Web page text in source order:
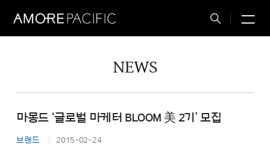
Total
NEWS
마몽드 ‘글로벌 마케터 BLOOM 美 2기’ 모집
브랜드 2015-02-24